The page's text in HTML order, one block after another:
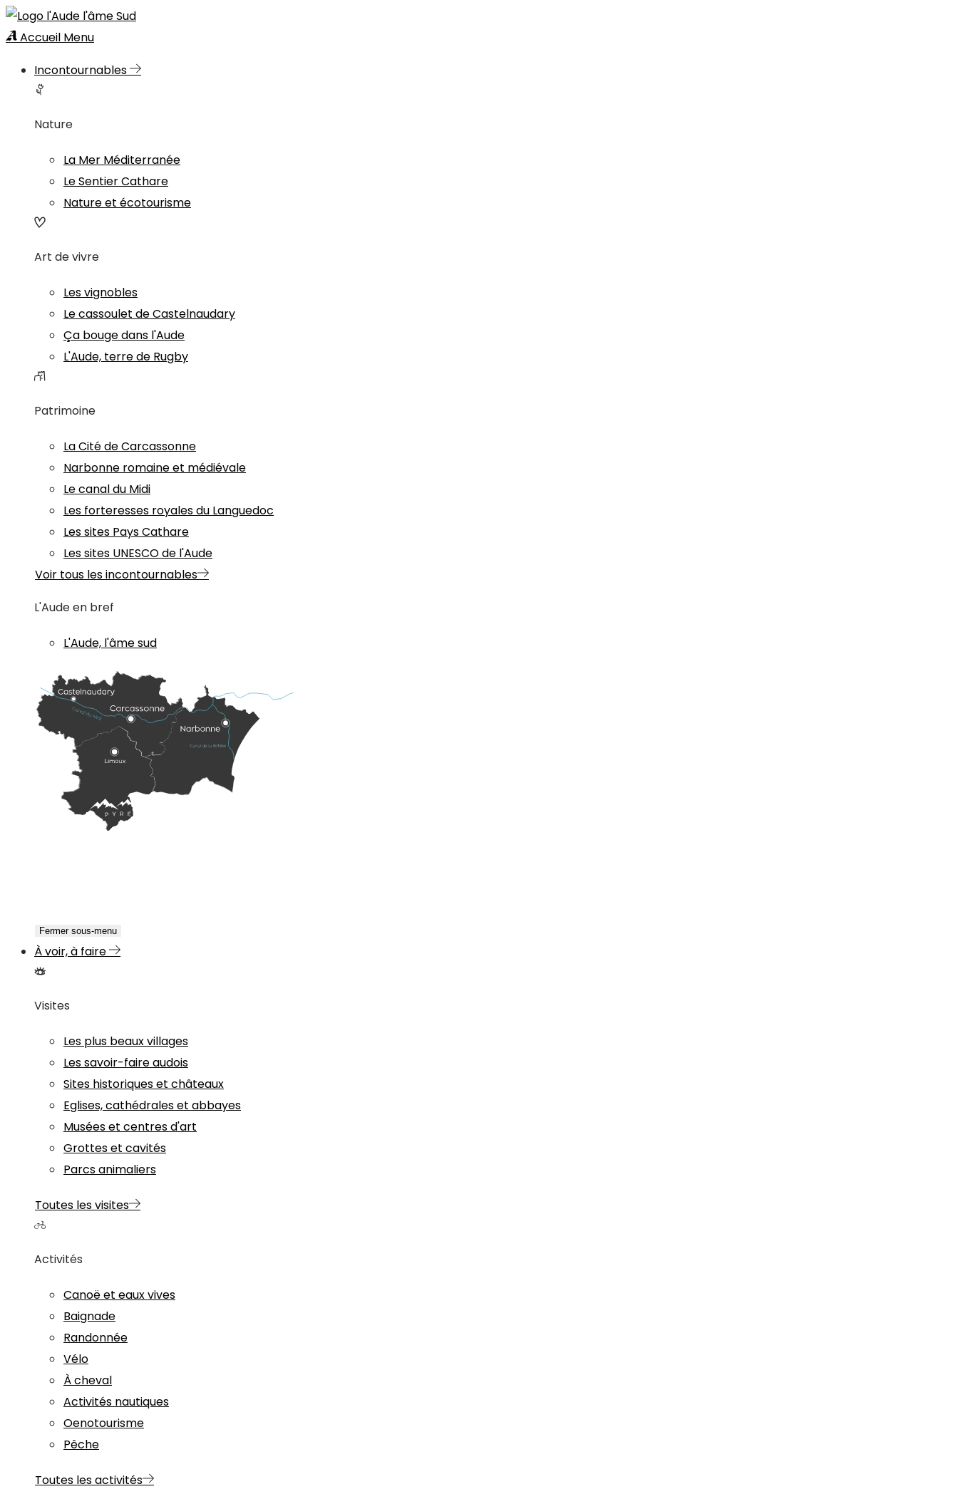
Accueil Menu
Incontournables
Nature
La Mer Méditerranée
Le Sentier Cathare
Nature et écotourisme
Art de vivre
Les vignobles
Le cassoulet de Castelnaudary
Ça bouge dans l'Aude
L'Aude, terre de Rugby
Patrimoine
La Cité de Carcassonne
Narbonne romaine et médiévale
Le canal du Midi
Les forteresses royales du Languedoc
Les sites Pays Cathare
Les sites UNESCO de l'Aude
Voir tous les incontournables
L'Aude en bref
L'Aude, l'âme sud
Fermer sous-menu
À voir, à faire
Visites
Les plus beaux villages
Les savoir-faire audois
Sites historiques et châteaux
Eglises, cathédrales et abbayes
Musées et centres d'art
Grottes et cavités
Parcs animaliers
Toutes les visites
Activités
Canoë et eaux vives
Baignade
Randonnée
Vélo
À cheval
Activités nautiques
Oenotourisme
Pêche
Toutes les activités